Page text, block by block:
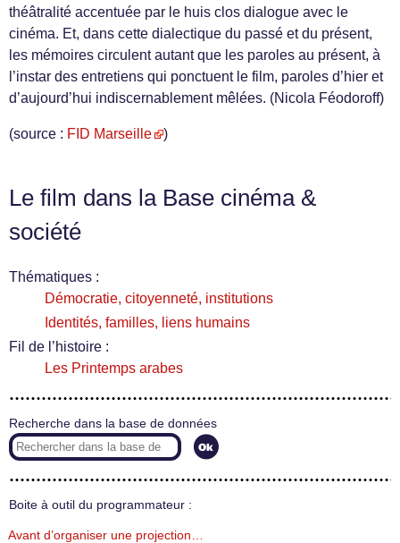
théâtralité accentuée par le huis clos dialogue avec le
cinéma. Et, dans cette dialectique du passé et du présent,
les mémoires circulent autant que les paroles au présent, à
l’instar des entretiens qui ponctuent le film, paroles d’hier et
d’aujourd’hui indiscernablement mêlées. (Nicola Féodoroff)
(source : FID Marseille )
Le film dans la Base cinéma &
société
Thématiques :
Démocratie, citoyenneté, institutions
Identités, familles, liens humains
Fil de l’histoire :
Les Printemps arabes
Recherche dans la base de données
Boite à outil du programmateur :
Avant d’organiser une projection…